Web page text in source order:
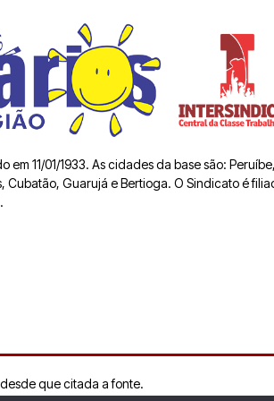
em 11/01/1933. As cidades da base são:
Cubatão, Guarujá e Bertioga. O Sindicato é
que citada a fonte.